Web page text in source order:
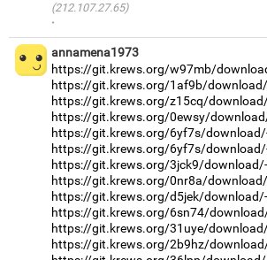
(212.107.27.65)
·
annamena1973
https://git.krews.org/w97mb/
https://git.krews.org/1af9b/
https://git.krews.org/z15cq/
https://git.krews.org/0ewsy/
https://git.krews.org/6yf7s/
https://git.krews.org/6yf7s/
https://git.krews.org/3jck9/
https://git.krews.org/0nr8a/
https://git.krews.org/d5jek/
https://git.krews.org/6sn74/
https://git.krews.org/31uye/
https://git.krews.org/2b9hz/